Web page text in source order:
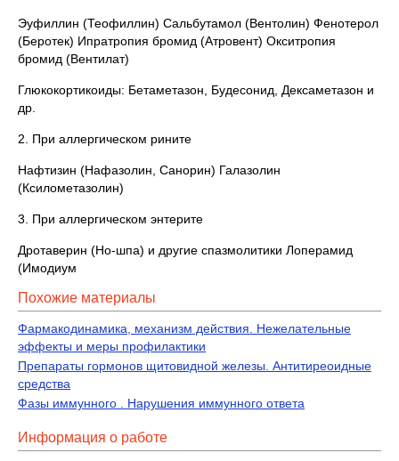
Эуфиллин (Теофиллин) Сальбутамол (Вентолин) Фенотерол
(Беротек) Ипратропия бромид (Атровент) Окситропия
бромид (Вентилат)
Глюкокортикоиды: Бетаметазон, Будесонид, Дексаметазон и
др.
2. При аллергическом рините
Нафтизин (Нафазолин, Санорин) Галазолин
(Ксилометазолин)
3. При аллергическом энтерите
Дротаверин (Но-шпа) и другие спазмолитики Лоперамид
(Имодиум
Похожие материалы
Фармакодинамика, механизм действия. Нежелательные
эффекты и меры профилактики
Препараты гормонов щитовидной железы. Антитиреоидные
средства
Фазы иммунного . Нарушения иммунного ответа
Информация о работе